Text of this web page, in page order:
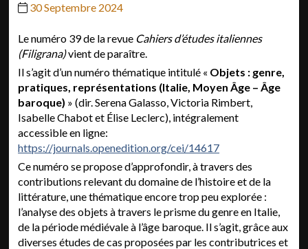
30 Septembre 2024
Le numéro 39 de la revue Cahiers d’études italiennes
(Filigrana)vient de paraître.
Il s’agit d’un numéro thématique intitulé « Objets : genre,
pratiques, représentations (Italie, Moyen Âge – Âge
baroque) » (dir. Serena Galasso, Victoria Rimbert,
Isabelle Chabot et Élise Leclerc), intégralement
accessible en ligne:
https://journals.openedition.org/cei/14617
Ce numéro se propose d’approfondir, à travers des
contributions relevant du domaine de l’histoire et de la
littérature, une thématique encore trop peu explorée :
l’analyse des objets à travers le prisme du genre en Italie,
de la période médiévale à l’âge baroque. Il s’agit, grâce aux
diverses études de cas proposées par les contributrices et